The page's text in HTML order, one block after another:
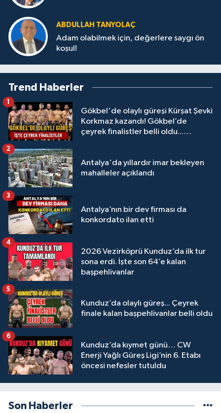
ABDULLAH TANYOLAÇ
Adam olabilmek için, değerlere saygı ön
koşul!
Trend Haberler
Gökbel'de olaylı güreşi Kürşat Şevki
Korkmaz kazandı! Gökbel’de
çeyrek finalistler belli oldu...
1
Antalya'da yıllardır imar bekleyen
mahalleler açıklandı
2
Antalya’nın bir dev firması da
konkordato ilan etti
3
2026 Vezirköprü Kunduz’da ilk tur
sona erdi. İşte son 64’e kalan
başpehlivanlar
4
Kunduz’da olaylı güreş... Çeyrek
finale kalan başpehlivanlar belli oldu
5
Kunduz’da kıymet günü… CW
Enerji Yağlı Güreş Ligi’nin 6. Etabı
öncesi nefesler tutuldu
6
Son Haberler